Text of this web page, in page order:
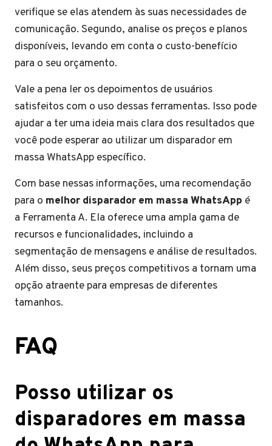
verifique se elas atendem às suas necessidades de
comunicação. Segundo, analise os preços e planos
disponíveis, levando em conta o custo-benefício
para o seu orçamento.
Vale a pena ler os depoimentos de usuários
satisfeitos com o uso dessas ferramentas. Isso pode
ajudar a ter uma ideia mais clara dos resultados que
você pode esperar ao utilizar um disparador em
massa WhatsApp específico.
Com base nessas informações, uma recomendação
para o melhor disparador em massa WhatsApp é
a Ferramenta A. Ela oferece uma ampla gama de
recursos e funcionalidades, incluindo a
segmentação de mensagens e análise de resultados.
Além disso, seus preços competitivos a tornam uma
opção atraente para empresas de diferentes
tamanhos.
FAQ
Posso utilizar os
disparadores em massa